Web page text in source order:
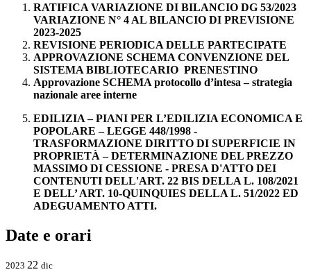
RATIFICA VARIAZIONE DI BILANCIO DG 53/2023
VARIAZIONE N° 4 AL BILANCIO DI PREVISIONE
2023-2025
REVISIONE PERIODICA DELLE PARTECIPATE
APPROVAZIONE SCHEMA CONVENZIONE DEL
SISTEMA BIBLIOTECARIO PRENESTINO
Approvazione SCHEMA protocollo d’intesa – strategia
nazionale aree interne
EDILIZIA – PIANI PER L’EDILIZIA ECONOMICA E
POPOLARE – LEGGE 448/1998 -
TRASFORMAZIONE DIRITTO DI SUPERFICIE IN
PROPRIETÀ – DETERMINAZIONE DEL PREZZO
MASSIMO DI CESSIONE - PRESA D'ATTO DEI
CONTENUTI DELL'ART. 22 BIS DELLA L. 108/2021
E DELL’ ART. 10-QUINQUIES DELLA L. 51/2022 ED
ADEGUAMENTO ATTI.
Date e orari
2023 22 dic